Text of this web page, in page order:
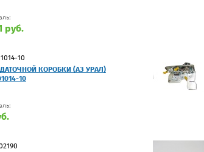
руб.
10
КОРОБКИ (АЗ УРАЛ)
10